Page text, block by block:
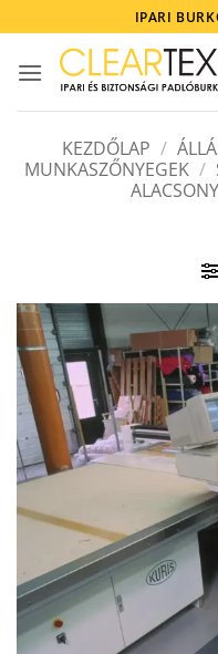
to
content
IPARI
KEZDŐLAP /
MUNKASZŐNYEGEK /